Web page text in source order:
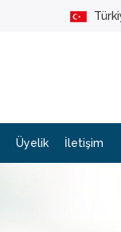
Üyelik İletişim